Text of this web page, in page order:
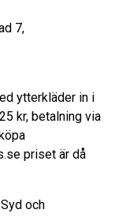
7,
ytterkläder in i
kr, betalning via
priset är då
och